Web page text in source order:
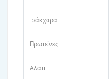
σάκχαρα
Πρωτεϊνες
Αλάτι